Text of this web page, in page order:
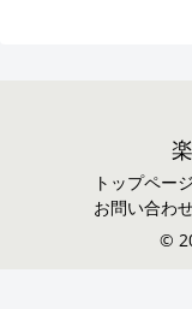
トップページ
お問い合わ
©